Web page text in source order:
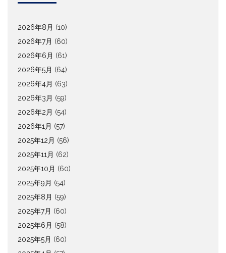
2026年8月 (10)
2026年7月 (60)
2026年6月 (61)
2026年5月 (64)
2026年4月 (63)
2026年3月 (59)
2026年2月 (54)
2026年1月 (57)
2025年12月 (56)
2025年11月 (62)
2025年10月 (60)
2025年9月 (54)
2025年8月 (59)
2025年7月 (60)
2025年6月 (58)
2025年5月 (60)